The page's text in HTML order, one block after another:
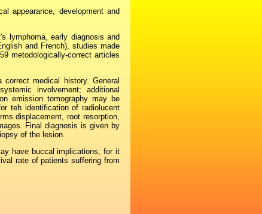
appearance, development and
lymphoma, early diagnosis and
and French), studies made
metodologically-correct articles
medical history. General
involvement; additional
emission tomography may be
teh identification of radiolucent
displacement, root resorption,
Final diagnosis is given by
of the lesion.
have buccal implications, for it
rate of patients suffering from